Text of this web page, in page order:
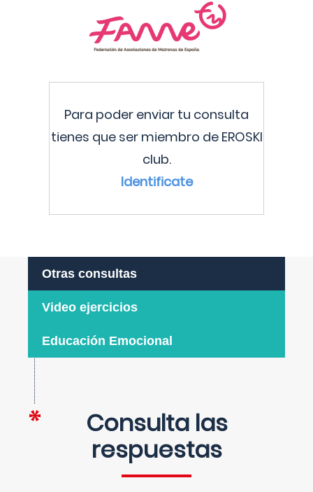
Para poder enviar tu consulta
tienes que ser miembro de EROSKI
club.
Identificate
Otras consultas
Video ejercicios
Educación Emocional
Consulta las
respuestas